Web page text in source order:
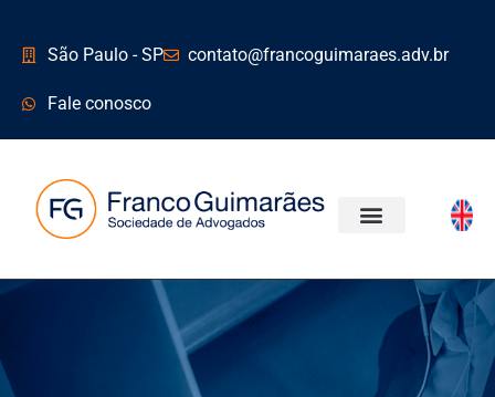
São Paulo - SP contato@francoguimaraes.adv.br
Fale conosco